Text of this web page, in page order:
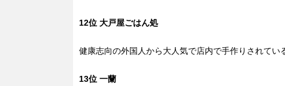
12位 大戸屋ごはん処
健康志向の外国人から大人気で店内で手作りされてい
13位 一蘭